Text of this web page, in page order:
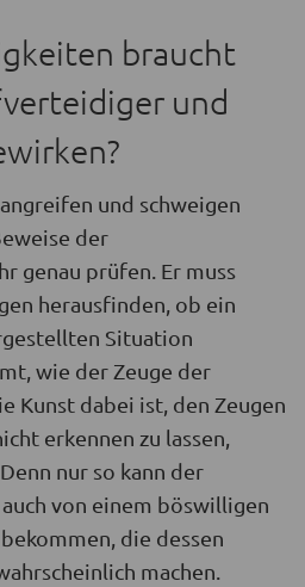
braucht
und
und schweigen
der
genau prüfen. Er muss
herausfinden, ob ein
Situation
wie der Zeuge der
Kunst dabei ist, den Zeugen
erkennen zu lassen,
nur so kann der
von einem böswilligen
die dessen
machen.